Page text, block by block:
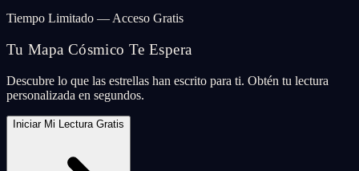
Tiempo Limitado — Acceso Gratis
Tu Mapa Cósmico Te Espera
Descubre lo que las estrellas han escrito para ti. Obtén tu lectura
personalizada en segundos.
Iniciar Mi Lectura Gratis